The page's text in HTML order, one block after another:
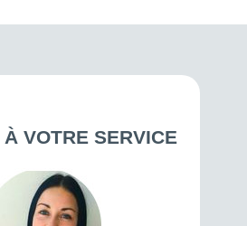
À VOTRE SERVICE